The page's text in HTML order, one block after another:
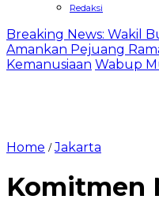
Redaksi
Breaking News: Wakil
Amankan Pejuang
Kemanusiaan Wabup
Home /Jakarta
Komitmen